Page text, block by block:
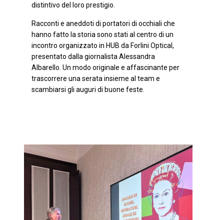
distintivo del loro prestigio.
Racconti e aneddoti di portatori di occhiali che
hanno fatto la storia sono stati al centro di un
incontro organizzato in HUB da Forlini Optical,
presentato dalla giornalista Alessandra
Albarello. Un modo originale e affascinante per
trascorrere una serata insieme al team e
scambiarsi gli auguri di buone feste.